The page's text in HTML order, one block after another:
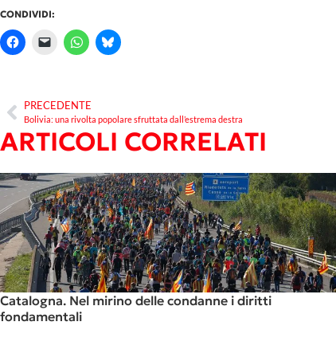
CONDIVIDI:
PRECEDENTE
Bolivia: una rivolta popolare sfruttata dall’estrema destra
ARTICOLI CORRELATI
Catalogna. Nel mirino delle condanne i diritti
fondamentali